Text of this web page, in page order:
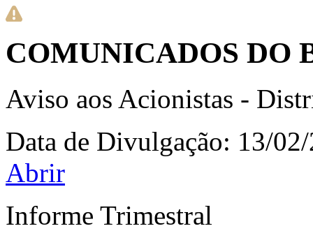
COMUNICADOS DO
Aviso aos Acionistas -
Data de Divulgação: 13/
Abrir
Informe Trimestral